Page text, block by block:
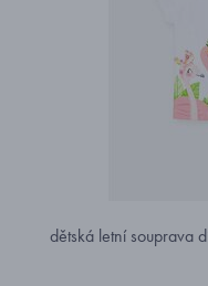
dětská letní souprava